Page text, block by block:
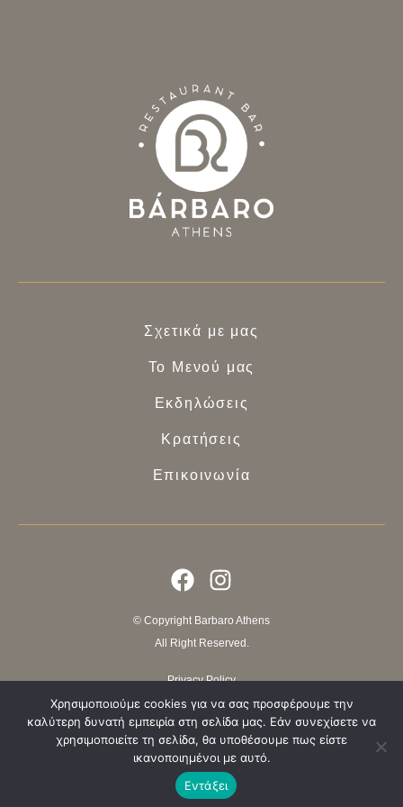
Σχετικά με μας
Το Μενού μας
Εκδηλώσεις
Κρατήσεις
Επικοινωνία
© Copyright Barbaro Athens
All Right Reserved.
Privacy Policy
Terms of use
Website crafted by ElevateIT
Χρησιμοποιούμε cookies για να σας προσφέρουμε την
καλύτερη δυνατή εμπειρία στη σελίδα μας. Εάν συνεχίσετε να
χρησιμοποιείτε τη σελίδα, θα υποθέσουμε πως είστε
ικανοποιημένοι με αυτό.
Εντάξει